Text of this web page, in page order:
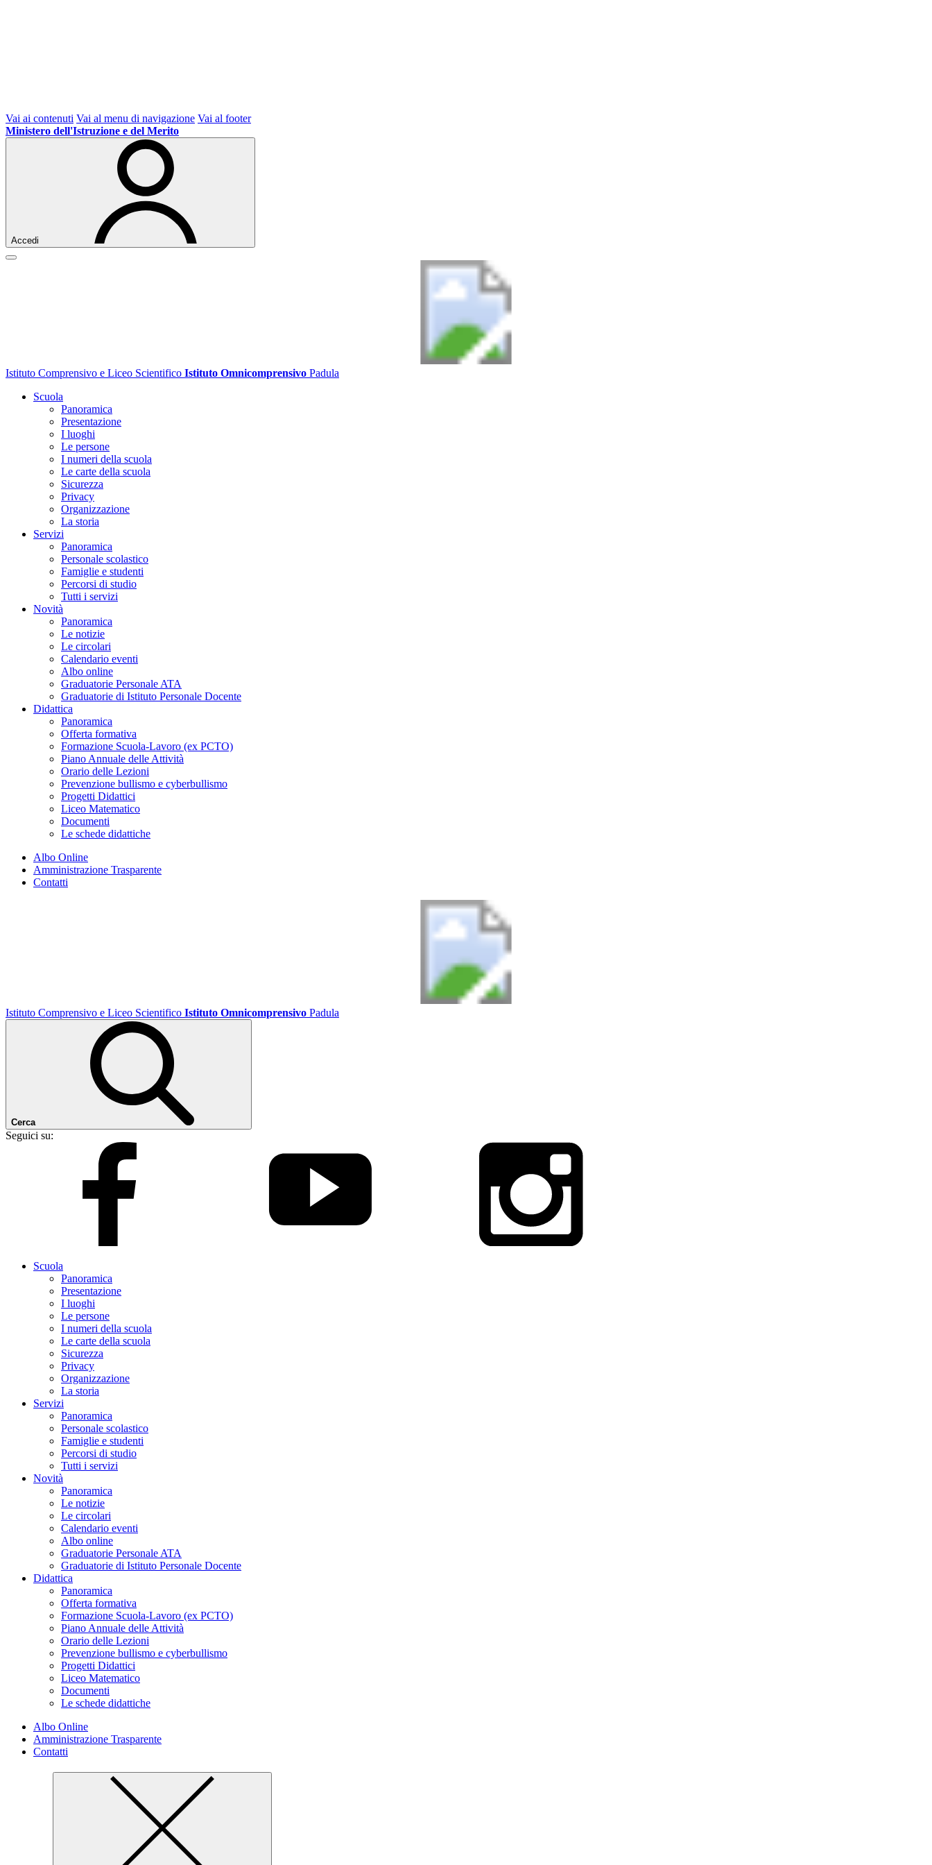
Vai ai contenuti Vai al menu di navigazione Vai al footer
Ministero dell'Istruzione e del Merito
Accedi
Istituto Comprensivo e Liceo Scientifico Istituto Omnicomprensivo Padula
Scuola
Panoramica
Presentazione
I luoghi
Le persone
I numeri della scuola
Le carte della scuola
Sicurezza
Privacy
Organizzazione
La storia
Servizi
Panoramica
Personale scolastico
Famiglie e studenti
Percorsi di studio
Tutti i servizi
Novità
Panoramica
Le notizie
Le circolari
Calendario eventi
Albo online
Graduatorie Personale ATA
Graduatorie di Istituto Personale Docente
Didattica
Panoramica
Offerta formativa
Formazione Scuola-Lavoro (ex PCTO)
Piano Annuale delle Attività
Orario delle Lezioni
Prevenzione bullismo e cyberbullismo
Progetti Didattici
Liceo Matematico
Documenti
Le schede didattiche
Albo Online
Amministrazione Trasparente
Contatti
Istituto Comprensivo e Liceo Scientifico Istituto Omnicomprensivo Padula
Cerca
Seguici su:
Scuola
Panoramica
Presentazione
I luoghi
Le persone
I numeri della scuola
Le carte della scuola
Sicurezza
Privacy
Organizzazione
La storia
Servizi
Panoramica
Personale scolastico
Famiglie e studenti
Percorsi di studio
Tutti i servizi
Novità
Panoramica
Le notizie
Le circolari
Calendario eventi
Albo online
Graduatorie Personale ATA
Graduatorie di Istituto Personale Docente
Didattica
Panoramica
Offerta formativa
Formazione Scuola-Lavoro (ex PCTO)
Piano Annuale delle Attività
Orario delle Lezioni
Prevenzione bullismo e cyberbullismo
Progetti Didattici
Liceo Matematico
Documenti
Le schede didattiche
Albo Online
Amministrazione Trasparente
Contatti